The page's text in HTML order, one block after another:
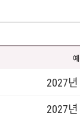
2027
2027